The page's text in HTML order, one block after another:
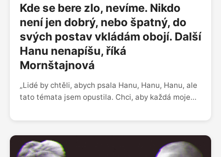
Kde se bere zlo, nevíme. Nikdo
není jen dobrý, nebo špatný, do
svých postav vkládám obojí. Další
Hanu nenapíšu, říká
Mornštajnová
„Lidé by chtěli, abych psala Hanu, Hanu, Hanu, ale
tato témata jsem opustila. Chci, aby každá moje
jsem součástí jejich světa. Všechny moje postavy
v lidech bere zlo, nevíme,“ říká spisovatelka Alena